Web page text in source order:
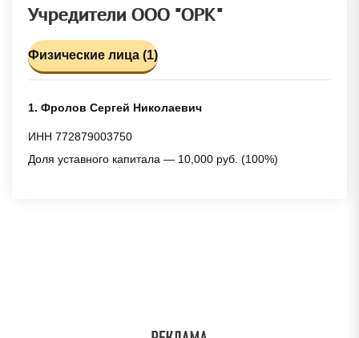
Учредители ООО "ОРК"
Физические лица (1)
1. Фролов Сергей Николаевич
ИНН 772879003750
Доля уставного капитала — 10,000 руб. (100%)